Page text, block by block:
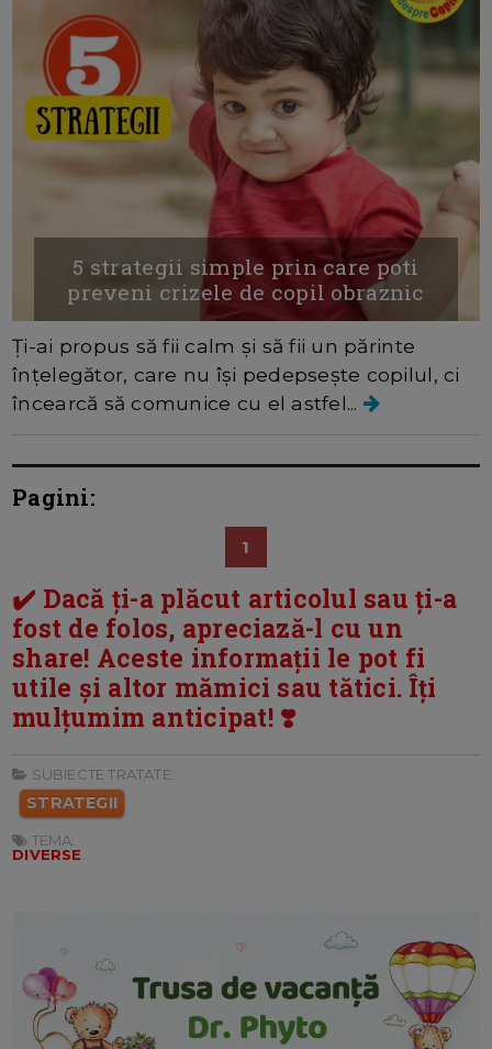
5 strategii simple prin care poti
preveni crizele de copil obraznic
Ţi-ai propus să fii calm şi să fii un părinte
înţelegător, care nu îşi pedepseşte copilul, ci
încearcă să comunice cu el astfel...
Pagini:
1
✔️ Dacă ți-a plăcut articolul sau ți-a
fost de folos, apreciază-l cu un
share! Aceste informații le pot fi
utile și altor mămici sau tătici. Îți
mulțumim anticipat! ❣️
SUBIECTE TRATATE:
STRATEGII
TEMA:
DIVERSE